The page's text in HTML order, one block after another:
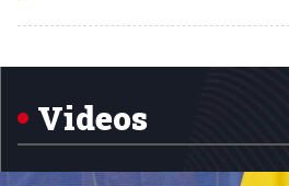
1
Videos